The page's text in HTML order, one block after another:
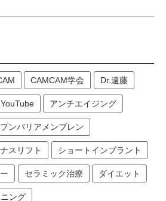
CAMCAM学会 Dr.遠藤
YouTube アンチエイジング
ンバリアメンブレン
スリフト ショートインプラント
セラミック治療 ダイエット
ング